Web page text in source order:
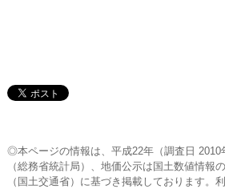
◎本ページの情報は、平成22年（調査日 2010
（総務省統計局）、地価公示は国土数値情報
（国土交通省）に基づき掲載しております。